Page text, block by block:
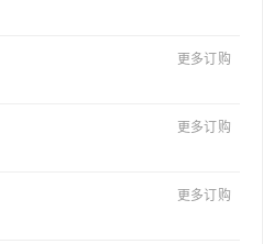
更多订购
更多订购
更多订购